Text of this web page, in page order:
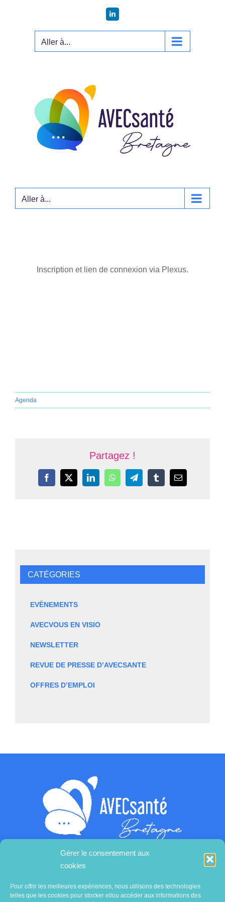
Gérer le consentement aux
cookies
Pour offrir les meilleures expériences, nous utilisons des technologies
telles que les cookies pour stocker et/ou accéder aux informations des
LinkedIn
Aller à...
Aller à...
Inscription et lien de connexion via Plexus.
Agenda
Partagez !
Facebook
X LinkedInWhatsAppTelegramTumblrEmail
CATÉGORIES
EVÈNEMENTS
AVECVOUS EN VISIO
NEWSLETTER
REVUE DE PRESSE D’AVECSANTE
OFFRES D’EMPLOI
Contactez-nous